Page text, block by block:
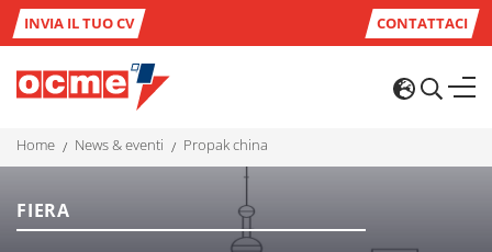
INVIA IL TUO CV CONTATTACI
home news & eventi propak china
FIERA